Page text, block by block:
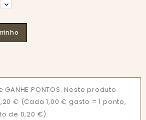
GANHE PONTOS. Neste produto
€ (Cada 1,00 € gasto = 1 ponto,
de 0,20 €).